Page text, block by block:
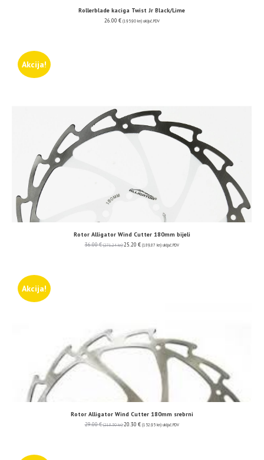
Rollerblade kaciga Twist Jr Black/Lime
26.00 € (195.90 kn) uključ. PDV
Akcija!
Rotor Alligator Wind Cutter 180mm bijeli
36.00€ (271.24 kn) 25.20 € (189.87 kn) uključ. PDV
Akcija!
Rotor Alligator Wind Cutter 180mm srebrni
29.00€ (218.50 kn) 20.30 € (152.95 kn) uključ. PDV